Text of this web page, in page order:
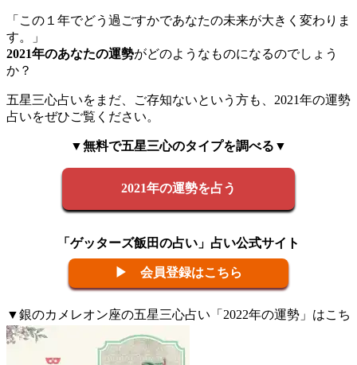
「この１年でどう過ごすかであなたの未来が大きく変わりま
す。」
2021年のあなたの運勢がどのようなものになるのでしょう
か？
五星三心占いをまだ、ご存知ないという方も、2021年の運勢
占いをぜひご覧ください。
▼無料で五星三心のタイプを調べる▼
2021年の運勢を占う
「ゲッターズ飯田の占い」占い公式サイト
▶ 会員登録はこちら
▼銀のカメレオン座の五星三心占い「2022年の運勢」はこち
らから